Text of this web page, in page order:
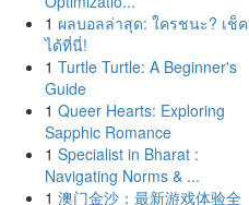
1 ผลบอลล่าสุด: ใครชนะ? เช็ค
ได้ที่นี่!
1 Turtle Turtle: A Beginner's
Guide
1 Queer Hearts: Exploring
Sapphic Romance
1 Specialist in Bharat :
Navigating Norms & ...
1 澳门金沙：最新游戏体验全